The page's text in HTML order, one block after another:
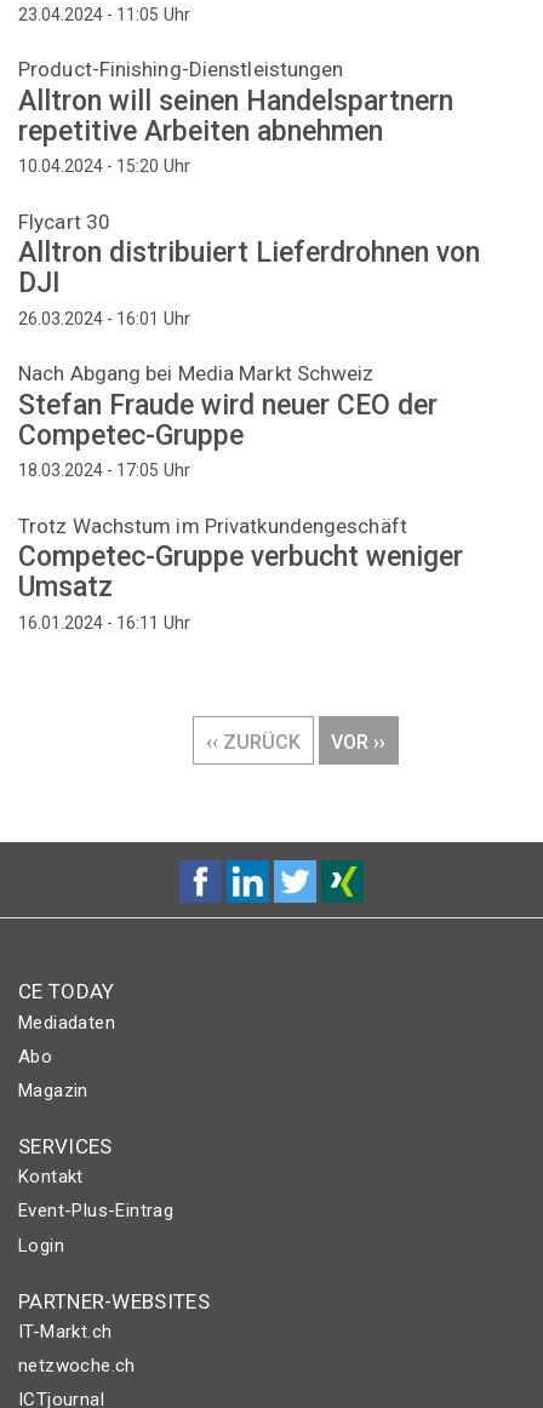
23.04.2024 - 11:05 Uhr
Product-Finishing-Dienstleistungen
Alltron will seinen Handelspartnern
repetitive Arbeiten abnehmen
10.04.2024 - 15:20 Uhr
Flycart 30
Alltron distribuiert Lieferdrohnen von
DJI
26.03.2024 - 16:01 Uhr
Nach Abgang bei Media Markt Schweiz
Stefan Fraude wird neuer CEO der
Competec-Gruppe
18.03.2024 - 17:05 Uhr
Trotz Wachstum im Privatkundengeschäft
Competec-Gruppe verbucht weniger
Umsatz
16.01.2024 - 16:11 Uhr
VORHERIGE
SEITE
‹‹ ZURÜCK
NÄCHSTE
SEITE
VOR ››
CE TODAY
Mediadaten
Abo
Magazin
SERVICES
Kontakt
Event-Plus-Eintrag
Login
PARTNER-WEBSITES
IT-Markt.ch
netzwoche.ch
ICTjournal